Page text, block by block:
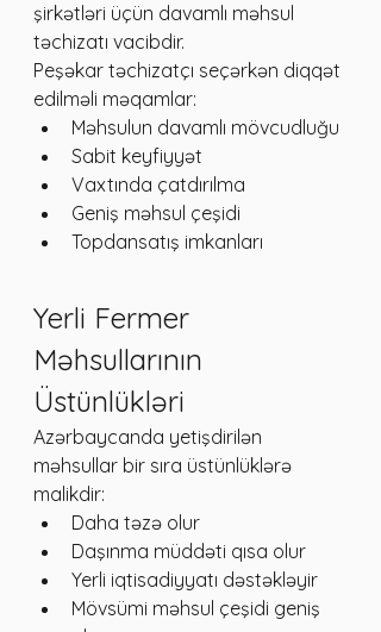
şirkətləri üçün davamlı məhsul
təchizatı vacibdir.
Peşəkar təchizatçı seçərkən diqqət
edilməli məqamlar:
Məhsulun davamlı mövcudluğu
Sabit keyfiyyət
Vaxtında çatdırılma
Geniş məhsul çeşidi
Topdansatış imkanları
Yerli Fermer
Məhsullarının
Üstünlükləri
Azərbaycanda yetişdirilən
məhsullar bir sıra üstünlüklərə
malikdir:
Daha təzə olur
Daşınma müddəti qısa olur
Yerli iqtisadiyyatı dəstəkləyir
Mövsümi məhsul çeşidi geniş